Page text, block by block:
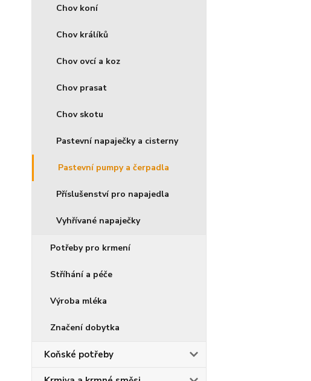
Chov koní
Chov králíků
Chov ovcí a koz
Chov prasat
Chov skotu
Pastevní napaječky a cisterny
Pastevní pumpy a čerpadla
Příslušenství pro napajedla
Vyhřívané napaječky
Potřeby pro krmení
Stříhání a péče
Výroba mléka
Značení dobytka
Koňské potřeby